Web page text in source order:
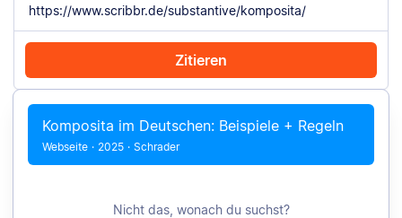
Zitieren
Mit Chrome zitieren Manuell zitieren
Komposita im Deutschen: Beispiele + Regeln
Webseite · 2025 · Schrader
Nicht das, wonach du suchst?